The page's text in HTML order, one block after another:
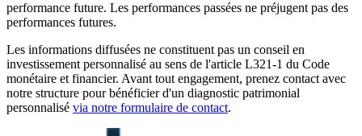
performance future. Les performances passées ne préjugent pas des
performances futures.
Les informations diffusées ne constituent pas un conseil en
investissement personnalisé au sens de l'article L321-1 du Code
monétaire et financier. Avant tout engagement, prenez contact avec
notre structure pour bénéficier d'un diagnostic patrimonial
personnalisé via notre formulaire de contact.